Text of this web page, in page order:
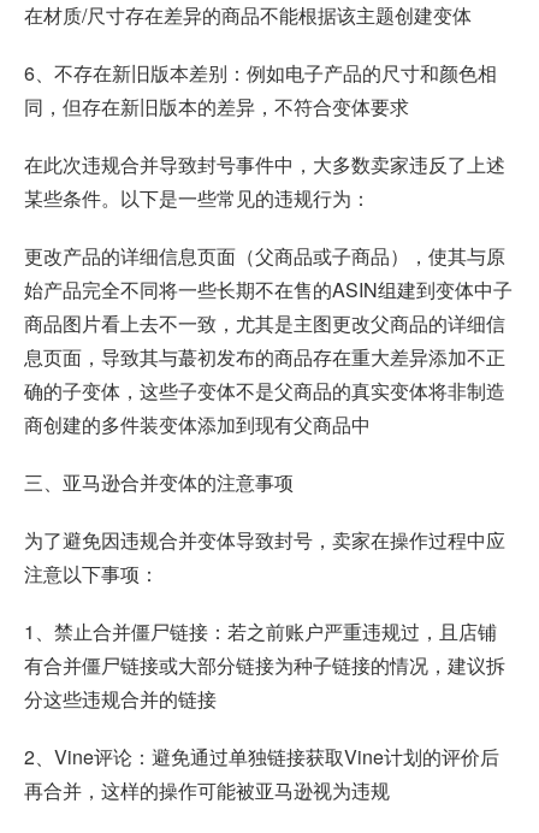
在材质/尺寸存在差异的商品不能根据该主题创建变体
6、不存在新旧版本差别：例如电子产品的尺寸和颜色相
同，但存在新旧版本的差异，不符合变体要求
在此次违规合并导致封号事件中，大多数卖家违反了上述
某些条件。以下是一些常见的违规行为：
更改产品的详细信息页面（父商品或子商品），使其与原
始产品完全不同将一些长期不在售的ASIN组建到变体中子
商品图片看上去不一致，尤其是主图更改父商品的详细信
息页面，导致其与蕞初发布的商品存在重大差异添加不正
确的子变体，这些子变体不是父商品的真实变体将非制造
商创建的多件装变体添加到现有父商品中
三、亚马逊合并变体的注意事项
为了避免因违规合并变体导致封号，卖家在操作过程中应
注意以下事项：
1、禁止合并僵尸链接：若之前账户严重违规过，且店铺
有合并僵尸链接或大部分链接为种子链接的情况，建议拆
分这些违规合并的链接
2、Vine评论：避免通过单独链接获取Vine计划的评价后
再合并，这样的操作可能被亚马逊视为违规